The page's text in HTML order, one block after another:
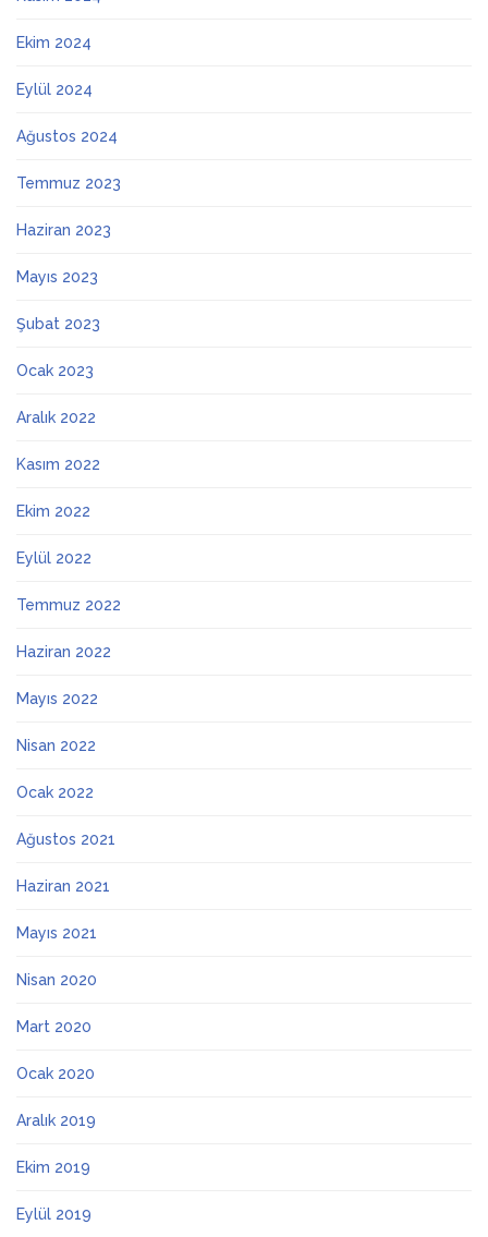
Ekim 2024
Eylül 2024
Ağustos 2024
Temmuz 2023
Haziran 2023
Mayıs 2023
Şubat 2023
Ocak 2023
Aralık 2022
Kasım 2022
Ekim 2022
Eylül 2022
Temmuz 2022
Haziran 2022
Mayıs 2022
Nisan 2022
Ocak 2022
Ağustos 2021
Haziran 2021
Mayıs 2021
Nisan 2020
Mart 2020
Ocak 2020
Aralık 2019
Ekim 2019
Eylül 2019